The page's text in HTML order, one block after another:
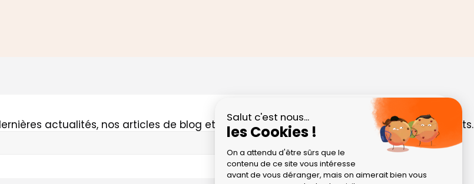
Salut c'est nous...
les Cookies !
On a attendu d'être sûrs que le
contenu de ce site vous intéresse
avant de vous déranger, mais on aimerait bien vous
actualités, nos articles de blog et des invitations personnalisées à nos événements.